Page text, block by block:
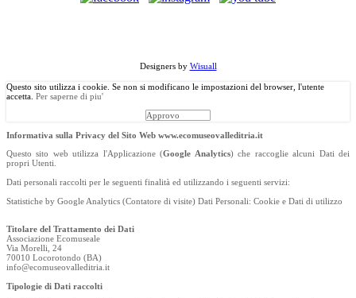
Designers by Wisuall
Questo sito utilizza i cookie. Se non si modificano le impostazioni del browser, l'utente
accetta. Per saperne di piu'
Approvo
Informativa sulla Privacy del Sito Web www.ecomuseovalleditria.it
Questo sito web utilizza l'Applicazione (Google Analytics) che raccoglie alcuni Dati dei
propri Utenti.
Dati personali raccolti per le seguenti finalità ed utilizzando i seguenti servizi:
Statistiche by Google Analytics (Contatore di visite) Dati Personali: Cookie e Dati di utilizzo
Titolare del Trattamento dei Dati
Associazione Ecomuseale
Via Morelli, 24
70010 Locorotondo (BA)
info@ecomuseovalleditria.it
Tipologie di Dati raccolti